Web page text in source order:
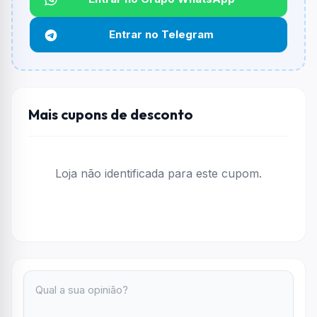
Não informado ou sem limite.
Funciona em qualquer produto?
Não necessariamente. Depende de itens participantes
e alguns vendedores ou produtos especificos podem
Entrar no Telegram
Mais cupons de desconto
Loja não identificada para este cupom.